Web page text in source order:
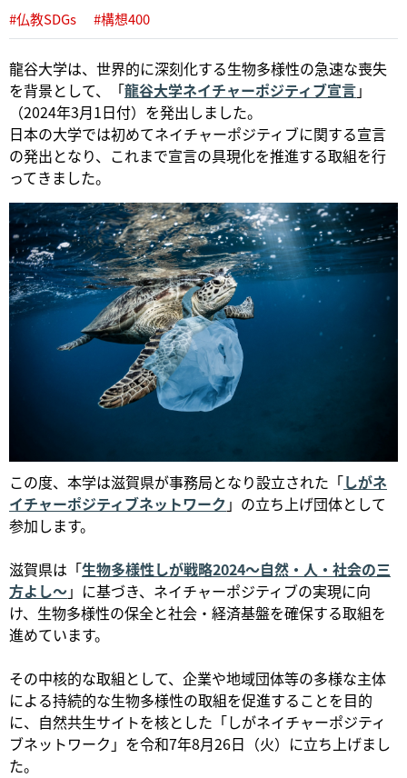
#仏教SDGs #構想400
龍谷大学は、世界的に深刻化する生物多様性の急速な喪失
を背景として、「龍谷大学ネイチャーポジティブ宣言」
（2024年3月1日付）を発出しました。
日本の大学では初めてネイチャーポジティブに関する宣言
の発出となり、これまで宣言の具現化を推進する取組を行
ってきました。
この度、本学は滋賀県が事務局となり設立された「しがネ
イチャーポジティブネットワーク 」の立ち上げ団体として
参加します。
滋賀県は「生物多様性しが戦略2024～自然・人・社会の三
方よし～」に基づき、ネイチャーポジティブの実現に向
け、生物多様性の保全と社会・経済基盤を確保する取組を
進めています。
その中核的な取組として、企業や地域団体等の多様な主体
による持続的な生物多様性の取組を促進することを目的
に、自然共生サイトを核とした「しがネイチャーポジティ
ブネットワーク」を令和7年8月26日（火）に立ち上げまし
た。